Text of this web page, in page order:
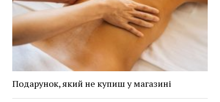
Подарунок, який не купиш у магазині